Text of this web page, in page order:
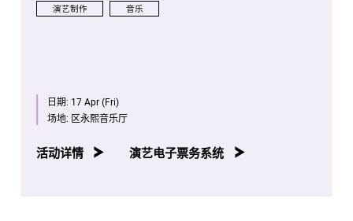
演艺制作 音乐
日期: 17 Apr (Fri)
场地: 区永熙音乐厅
活动详情 演艺电子票务系统